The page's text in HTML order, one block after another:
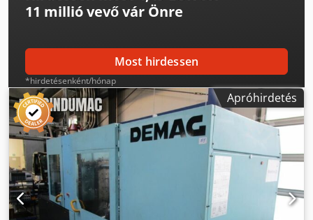
11 millió vevővár Önre
Most hirdessen
*hirdetésenként/hónap
Apróhirdetés